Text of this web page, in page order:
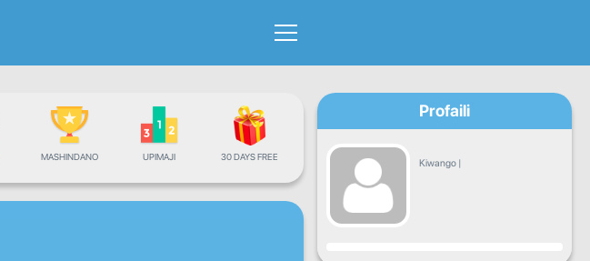
MASHINDANO UPIMAJI 30 DAYS FREE
Profaili
Kiwango |